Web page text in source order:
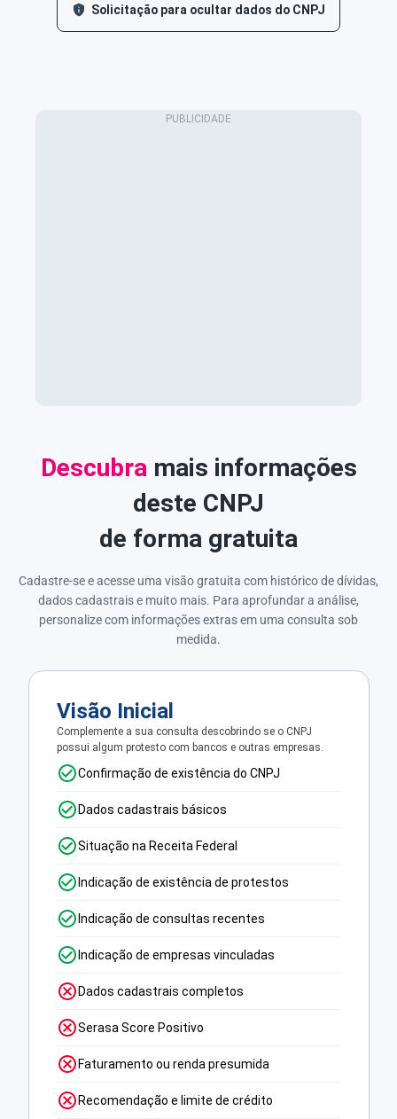
Solicitação para ocultar dados do CNPJ
Descubra mais informações
deste CNPJ
de forma gratuita
Cadastre-se e acesse uma visão gratuita com histórico de dívidas,
dados cadastrais e muito mais. Para aprofundar a análise,
personalize com informações extras em uma consulta sob
medida.
Visão Inicial
Complemente a sua consulta descobrindo se o CNPJ
possui algum protesto com bancos e outras empresas.
Confirmação de existência do CNPJ
Dados cadastrais básicos
Situação na Receita Federal
Indicação de existência de protestos
Indicação de consultas recentes
Indicação de empresas vinculadas
Dados cadastrais completos
Serasa Score Positivo
Faturamento ou renda presumida
Recomendação e limite de crédito